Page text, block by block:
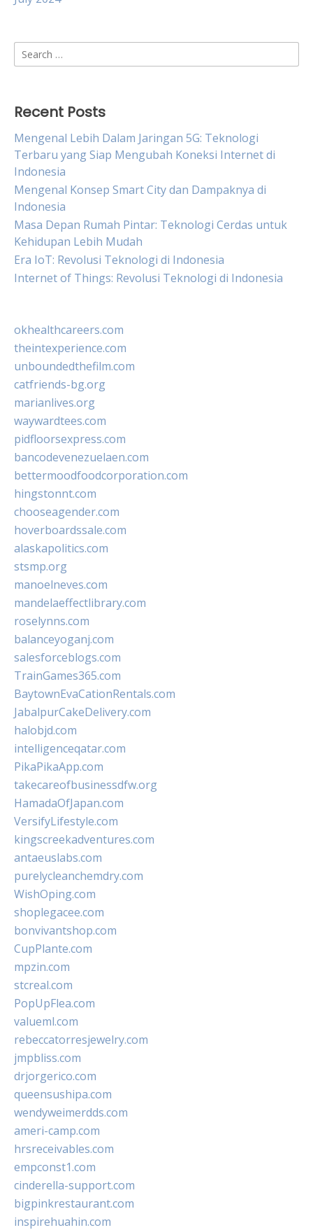
Search
for:
Recent Posts
Mengenal Lebih Dalam Jaringan 5G: Teknologi
Terbaru yang Siap Mengubah Koneksi Internet di
Indonesia
Mengenal Konsep Smart City dan Dampaknya di
Indonesia
Masa Depan Rumah Pintar: Teknologi Cerdas untuk
Kehidupan Lebih Mudah
Era IoT: Revolusi Teknologi di Indonesia
Internet of Things: Revolusi Teknologi di Indonesia
okhealthcareers.com
theintexperience.com
unboundedthefilm.com
catfriends-bg.org
marianlives.org
waywardtees.com
pidfloorsexpress.com
bancodevenezuelaen.com
bettermoodfoodcorporation.com
hingstonnt.com
chooseagender.com
hoverboardssale.com
alaskapolitics.com
stsmp.org
manoelneves.com
mandelaeffectlibrary.com
roselynns.com
balanceyoganj.com
salesforceblogs.com
TrainGames365.com
BaytownEvaCationRentals.com
JabalpurCakeDelivery.com
halobjd.com
intelligenceqatar.com
PikaPikaApp.com
takecareofbusinessdfw.org
HamadaOfJapan.com
VersifyLifestyle.com
kingscreekadventures.com
antaeuslabs.com
purelycleanchemdry.com
WishOping.com
shoplegacee.com
bonvivantshop.com
CupPlante.com
mpzin.com
stcreal.com
PopUpFlea.com
valueml.com
rebeccatorresjewelry.com
jmpbliss.com
drjorgerico.com
queensushipa.com
wendyweimerdds.com
ameri-camp.com
hrsreceivables.com
empconst1.com
cinderella-support.com
bigpinkrestaurant.com
inspirehuahin.com